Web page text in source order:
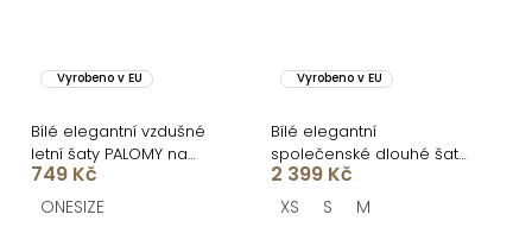
Vyrobeno v EU
Bílé elegantní vzdušné
letní šaty PALOMY na
ramínkách
749 Kč
ONESIZE
Vyrobeno v EU
Bílé elegantní
společenské dlouhé šaty
ELAYA
2 399 Kč
XS S M